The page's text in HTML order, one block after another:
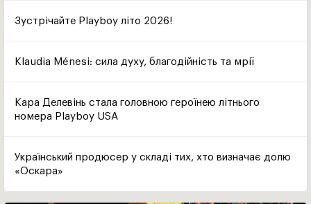
Зустрічайте Playboy літо 2026!
Klaudia Ménesi: сила духу, благодійність та мрії
Кара Делевінь стала головною героїнею літнього
номера Playboy USA
Український продюсер у складі тих, хто визначає долю
«Оскара»